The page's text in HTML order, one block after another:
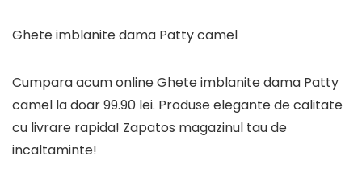
Ghete imblanite dama Patty camel
Cumpara acum online Ghete imblanite dama Patty
camel la doar 99.90 lei. Produse elegante de calitate
cu livrare rapida! Zapatos magazinul tau de
incaltaminte!